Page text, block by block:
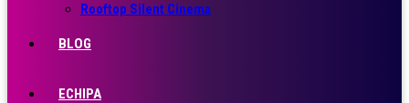
Rooftop Silent Cinema
BLOG
ECHIPA